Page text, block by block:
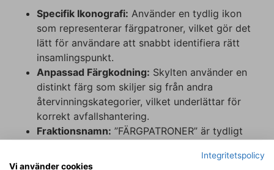
Specifik Ikonografi: Använder en tydlig ikon
som representerar färgpatroner, vilket gör det
lätt för användare att snabbt identifiera rätt
insamlingspunkt.
Anpassad Färgkodning: Skylten använder en
distinkt färg som skiljer sig från andra
återvinningskategorier, vilket underlättar för
korrekt avfallshantering.
Fraktionsnamn: ”FÄRGPATRONER” är tydligt
god synlighet och läsbarhet.
Integritetspolicy
Vi använder cookies